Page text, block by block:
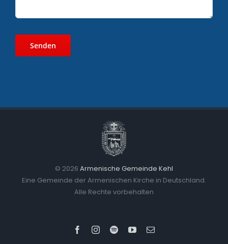
© 2026 Armenische Gemeinde Kehl
Eine Gemeinde der Armenischen Kirche in Deutschland.
Alle Rechte vorbehalten
FacebookInstagram
SpotifyYouTubeEmail